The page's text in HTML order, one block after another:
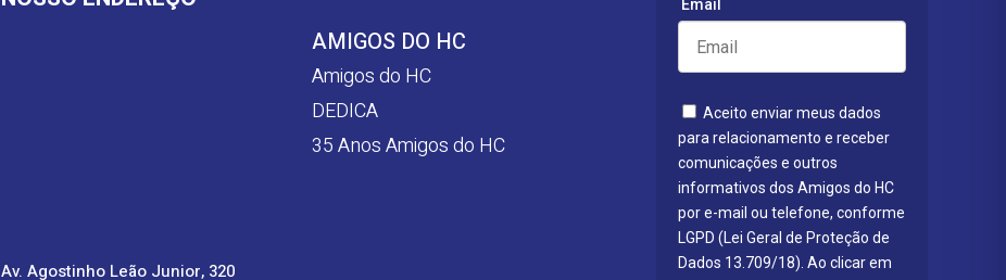
Av. Agostinho Leão Junior, 320
AMIGOS DO HC
Amigos do HC
DEDICA
35 Anos Amigos do HC
Email
Aceito enviar meus dados
para relacionamento e receber
comunicações e outros
informativos dos Amigos do HC
por e-mail ou telefone, conforme
LGPD (Lei Geral de Proteção de
Dados 13.709/18). Ao clicar em